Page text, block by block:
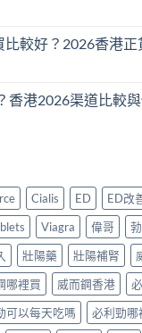
較好？2026香港
香港2026渠道比較
Cialis ED ED改
Viagra 偉哥
壯陽藥 壯陽補腎
哪裡買 威而鋼香港
可以每天吃嗎 必利勁哪